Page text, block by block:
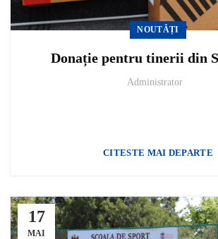
NOUTĂȚI
Donație pentru tinerii din
Administrator
CITESTE MAI DEPARTE
17
MAI